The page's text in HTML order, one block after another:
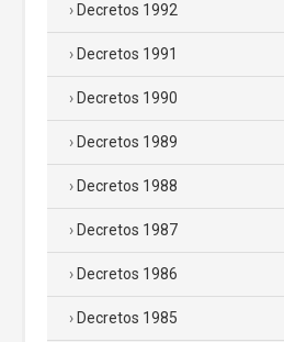
Decretos 1992
Decretos 1991
Decretos 1990
Decretos 1989
Decretos 1988
Decretos 1987
Decretos 1986
Decretos 1985